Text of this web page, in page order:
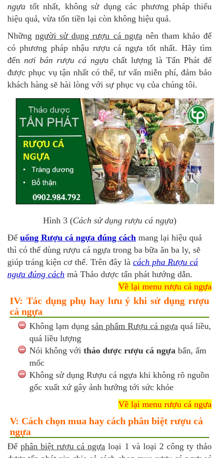
ngựa tốt nhất, không sử dụng các phương pháp thiếu
hiệu quả, vừa tốn tiền lại còn không hiệu quả.
Nhữngngười sử dụng rượu cá ngựa nên tham khảo để
có phương pháp nhậu rượu cá ngựa tốt nhất. Hãy tìm
đến nơi bán rượu cá ngựa chất lượng là Tấn Phát để
được phục vụ tận nhất có thể, tư vấn miễn phí, đảm bảo
khách hàng sẽ hài lòng với sự phục vụ của chúng tôi.
Hình 3 (Cách sử dụng rượu cá ngựa)
Để uống Rượu cá ngựa đúng cách mang lại hiệu quả
thì có thể dùng rượu cá ngựa trong ba bữa ăn ba ly, sẽ
giúp tráng kiện cơ thể. Trên đây là cách pha Rượu cá
ngựa đúng cách mà Thảo dược tấn phát hướng dẫn.
Về lại menu rượu cá ngựa
IV: Tác dụng phụ hay lưu ý khi sử dụng rượu
cá ngựa
Không lạm dụng sản phẩm Rượu cá ngựa quá liều,
quá liều lượng
Nói không với thảo dược rượu cá ngựa bẩn, ẩm
mốc
Không sử dụng Rượu cá ngựa khi không rõ nguồn
gốc xuất xứ gây ảnh hưởng tới sức khỏe
Về lại menu rượu cá ngựa
V: Cách chọn mua hay cách phân biệt rượu cá
ngựa
Đểphân biệt rượu cá ngựa loại 1 và loại 2 công ty thảo